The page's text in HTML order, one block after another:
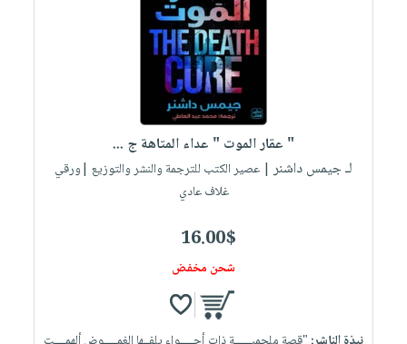
" عقار الموت " عداء المتاهة ج ...
لـ جيمس داشنر| عصير الكتب للترجمة والنشر والتوزيع |ورقي
غلاف عادي
16.00$
شحن مخفض